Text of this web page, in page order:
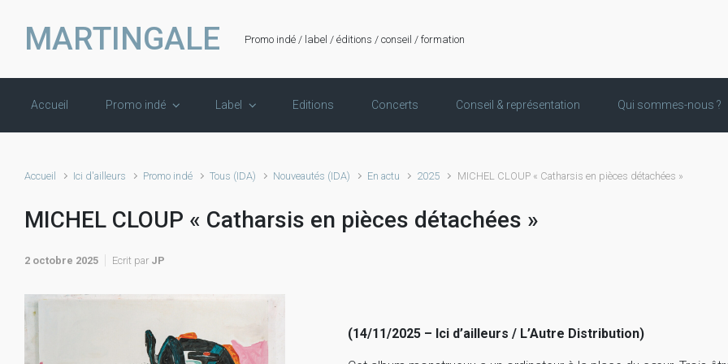
MARTINGALE Promo indé / label / éditions / conseil / formation
Accueil Promo indé Label Editions Concerts Conseil & représentation Qui sommes-nous ?
Accueil Ici d'ailleurs Promo indé Tous (IDA) Nouveautés (IDA) En actu 2025 MICHEL CLOUP « Catharsis en pièces détachées »
MICHEL CLOUP « Catharsis en pièces détachées »
2 octobre 2025 Ecrit par JP
(14/11/2025 – Ici d’ailleurs / L’Autre Distribution)